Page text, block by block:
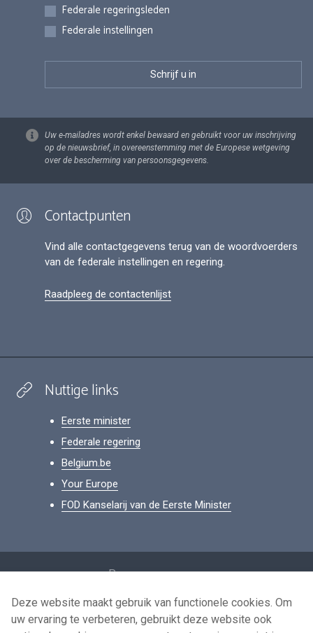
Federale regeringsleden
Federale instellingen
Uw e-mailadres wordt enkel bewaard en gebruikt voor uw inschrijving
op de nieuwsbrief, in overeenstemming met de Europese wetgeving
over de bescherming van persoonsgegevens.
Contactpunten
Vind alle contactgegevens terug van de woordvoerders
van de federale instellingen en regering.
Raadpleeg de contactenlijst
Nuttige links
Eerste minister
Federale regering
Belgium.be
Your Europe
FOD Kanselarij van de Eerste Minister
Persoonsgegevens
Voorwaarden voor het hergebruik
Contacteer ons
Deze website maakt gebruik van functionele cookies. Om
uw ervaring te verbeteren, gebruikt deze website ook